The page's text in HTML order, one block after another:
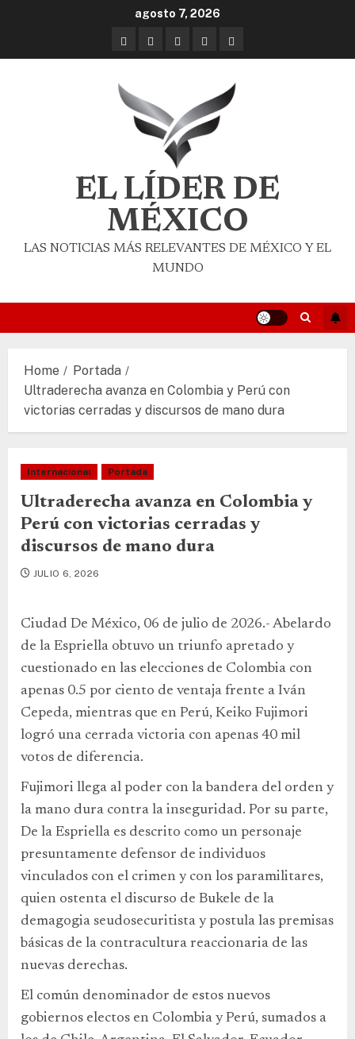
agosto 7, 2026
EL LÍDER DE
MÉXICO
LAS NOTICIAS MÁS RELEVANTES DE MÉXICO Y EL
MUNDO
Home
Portada
Ultraderecha avanza en Colombia y Perú con
victorias cerradas y discursos de mano dura
Internacional Portada
Ultraderecha avanza en Colombia y
Perú con victorias cerradas y
discursos de mano dura
JULIO 6, 2026
Ciudad De México, 06 de julio de 2026.- Abelardo
de la Espriella obtuvo un triunfo apretado y
cuestionado en las elecciones de Colombia con
apenas 0.5 por ciento de ventaja frente a Iván
Cepeda, mientras que en Perú, Keiko Fujimori
logró una cerrada victoria con apenas 40 mil
votos de diferencia.
Fujimori llega al poder con la bandera del orden y
la mano dura contra la inseguridad. Por su parte,
De la Espriella es descrito como un personaje
presuntamente defensor de individuos
vinculados con el crimen y con los paramilitares,
quien ostenta el discurso de Bukele de la
demagogia seudosecuritista y postula las premisas
básicas de la contracultura reaccionaria de las
nuevas derechas.
El común denominador de estos nuevos
gobiernos electos en Colombia y Perú, sumados a